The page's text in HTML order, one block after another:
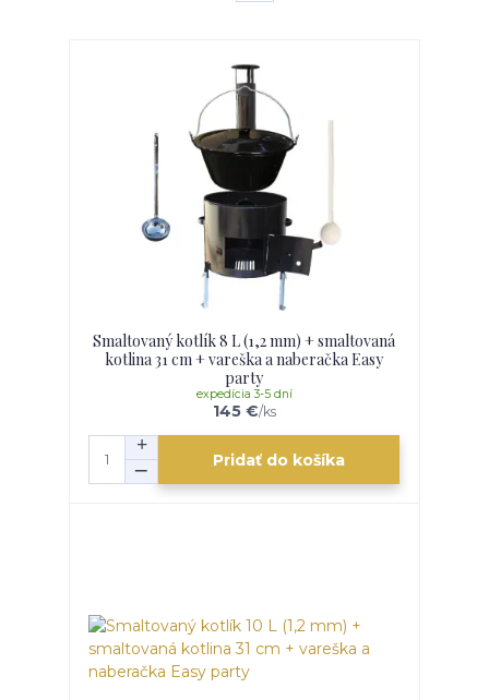
Smaltovaný kotlík 8 L (1,2 mm) + smaltovaná
kotlina 31 cm + vareška a naberačka Easy
party
145 €/ks
expedícia 3-5 dní
Pridať do košíka